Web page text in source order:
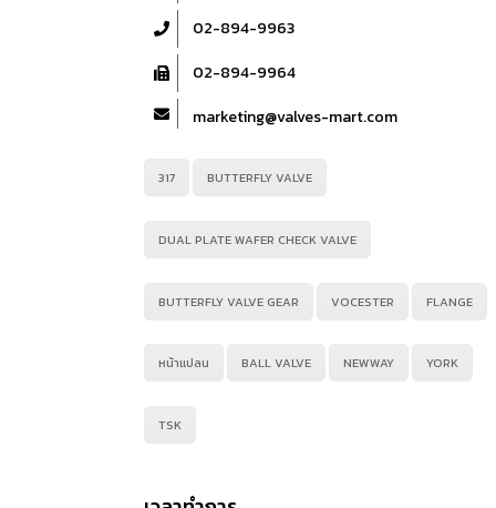
02-894-9963
02-894-9964
marketing@valves-mart.com
317 BUTTERFLY VALVE
DUAL PLATE WAFER CHECK VALVE
BUTTERFLY VALVE GEAR VOCESTER FLANGE
หน้าแปลน BALL VALVE NEWWAY YORK
TSK